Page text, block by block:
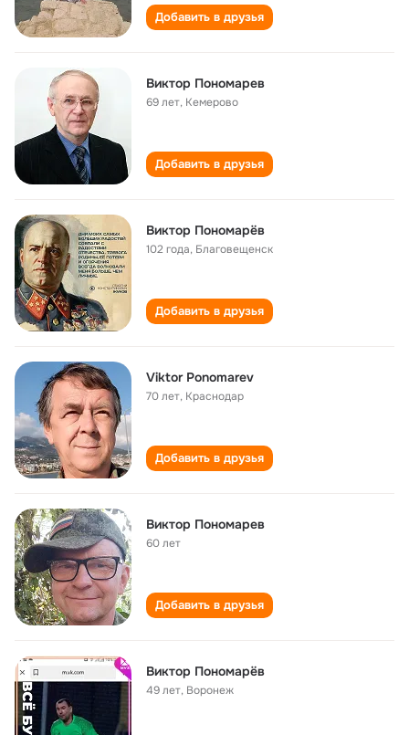
Добавить в друзья
Виктор Пономарев
69 лет, Кемерово
Добавить в друзья
Виктор Пономарёв
102 года, Благовещенск
Добавить в друзья
Viktor Ponomarev
70 лет, Краснодар
Добавить в друзья
Виктор Пономарев
60 лет
Добавить в друзья
Виктор Пономарёв
49 лет, Воронеж